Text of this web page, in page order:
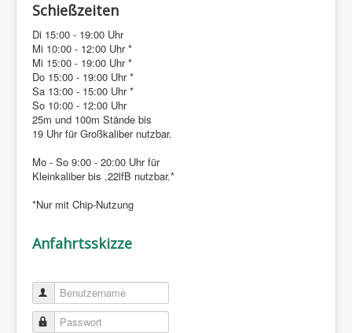
Schießzeiten
Di 15:00 - 19:00 Uhr
Mi 10:00 - 12:00 Uhr *
Mi 15:00 - 19:00 Uhr *
Do 15:00 - 19:00 Uhr *
Sa 13:00 - 15:00 Uhr *
So 10:00 - 12:00 Uhr
25m und 100m Stände bis
19 Uhr für Großkaliber nutzbar.
Mo - So 9:00 - 20:00 Uhr für
Kleinkaliber bis .22lfB nutzbar.*
*Nur mit Chip-Nutzung
Anfahrtsskizze
Benutzername
Passwort